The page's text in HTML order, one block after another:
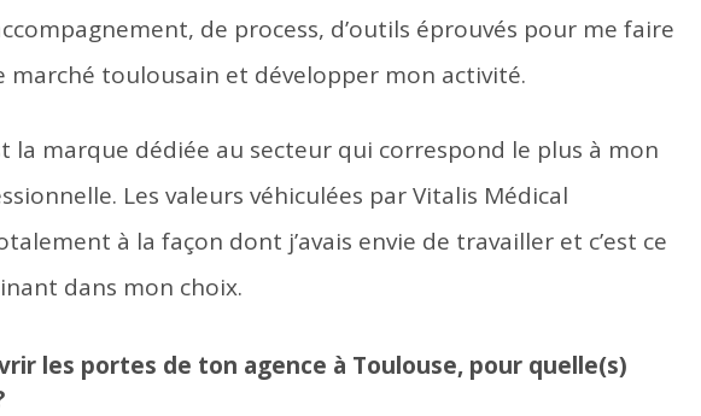
accompagnement, de process, d’outils éprouvés pour me faire
marché toulousain et développer mon activité.
la marque dédiée au secteur qui correspond le plus à mon
Les valeurs véhiculées par Vitalis Médical
à la façon dont j’avais envie de travailler et c’est ce
dans mon choix.
les portes de ton agence à Toulouse, pour quelle(s)